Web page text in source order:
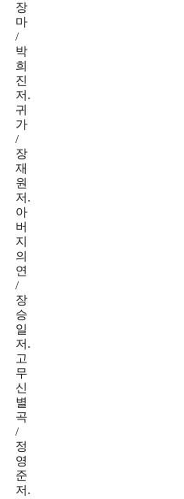
장
마
/
박
희
진
저.
귀
가
/
장
재
원
저.
아
버
지
의
연
/
장
승
일
저.
고
무
신
별
곡
/
정
영
준
저.